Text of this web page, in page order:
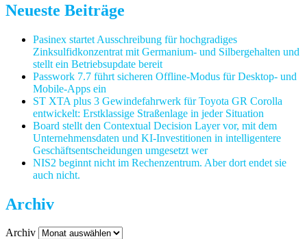
Neueste Beiträge
Pasinex startet Ausschreibung für hochgradiges
Zinksulfidkonzentrat mit Germanium- und Silbergehalten und
stellt ein Betriebsupdate bereit
Passwork 7.7 führt sicheren Offline-Modus für Desktop- und
Mobile-Apps ein
ST XTA plus 3 Gewindefahrwerk für Toyota GR Corolla
entwickelt: Erstklassige Straßenlage in jeder Situation
Board stellt den Contextual Decision Layer vor, mit dem
Unternehmensdaten und KI-Investitionen in intelligentere
Geschäftsentscheidungen umgesetzt wer
NIS2 beginnt nicht im Rechenzentrum. Aber dort endet sie
auch nicht.
Archiv
Archiv